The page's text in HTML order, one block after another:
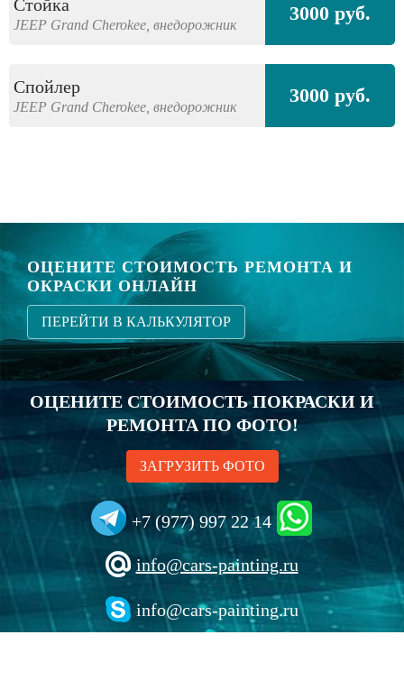
Стойка
JEEP Grand Cherokee, внедорожник 3000 руб.
Спойлер
JEEP Grand Cherokee, внедорожник 3000 руб.
ОЦЕНИТЕ СТОИМОСТЬ РЕМОНТА И
ОКРАСКИ ОНЛАЙН
ПЕРЕЙТИ В КАЛЬКУЛЯТОР
ОЦЕНИТЕ СТОИМОСТЬ ПОКРАСКИ И
РЕМОНТА ПО ФОТО!
ЗАГРУЗИТЬ ФОТО
+7 (977) 997 22 14
info@cars-painting.ru
info@cars-painting.ru